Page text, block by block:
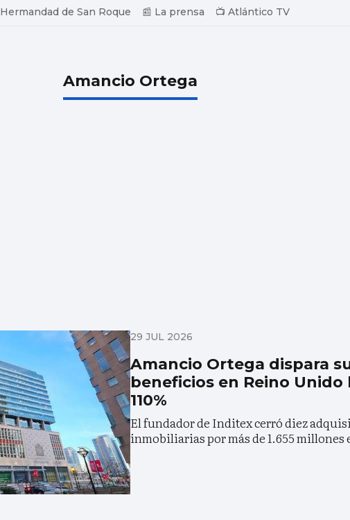
Hermandad de San Roque 📰 La prensa 📺 Atlántico TV
Amancio Ortega
29 JUL 2026
Amancio Ortega dispara
beneficios en Reino Unido
110%
El fundador de Inditex cerró diez
inmobiliarias por más de 1.655 millones